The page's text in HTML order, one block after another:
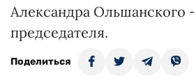
Александра Ольшанского
председателя.
Поделиться